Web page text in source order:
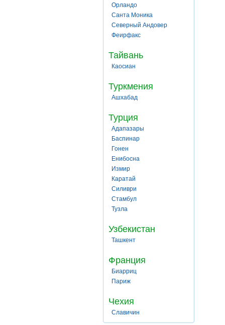
Орландо
Санта Моника
Северный Андовер
Феирфакс
Тайвань
Каосиан
Туркмения
Ашхабад
Турция
Адапазары
Баспинар
Гонен
Енибосна
Измир
Каратай
Силиври
Стамбул
Тузла
Узбекистан
Ташкент
Франция
Биарриц
Париж
Чехия
Славичин